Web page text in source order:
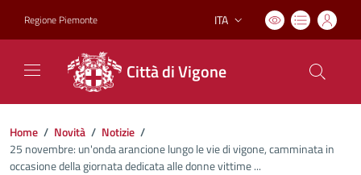
Regione Piemonte Lingua attiva:
ITA
Città di Vigone
Home / Novità / Notizie /
25 novembre: un'onda arancione lungo le vie di vigone, camminata in
occasione della giornata dedicata alle donne vittime ...